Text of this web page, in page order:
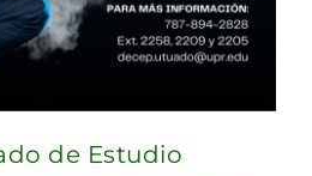
de Estudio